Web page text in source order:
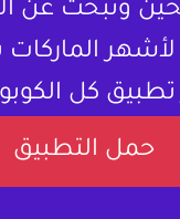
وتبحث عن
لأشهر
تطبيق كل
حمل التطبيق